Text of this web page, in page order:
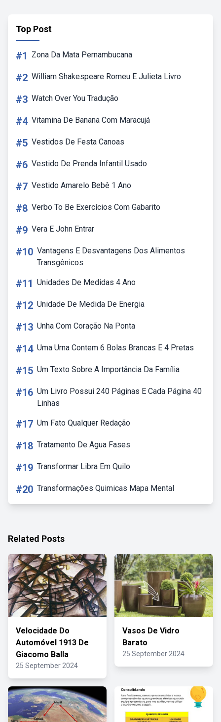
Top Post
#1 Zona Da Mata Pernambucana
#2 William Shakespeare Romeu E Julieta Livro
#3 Watch Over You Tradução
#4 Vitamina De Banana Com Maracujá
#5 Vestidos De Festa Canoas
#6 Vestido De Prenda Infantil Usado
#7 Vestido Amarelo Bebê 1 Ano
#8 Verbo To Be Exercícios Com Gabarito
#9 Vera E John Entrar
#10 Vantagens E Desvantagens Dos Alimentos
Transgênicos
#11 Unidades De Medidas 4 Ano
#12 Unidade De Medida De Energia
#13 Unha Com Coração Na Ponta
#14 Uma Urna Contem 6 Bolas Brancas E 4 Pretas
#15 Um Texto Sobre A Importância Da Família
#16 Um Livro Possui 240 Páginas E Cada Página 40
Linhas
#17 Um Fato Qualquer Redação
#18 Tratamento De Agua Fases
#19 Transformar Libra Em Quilo
#20 Transformações Quimicas Mapa Mental
Related Posts
Velocidade Do
Automóvel 1913 De
Giacomo Balla
25 September 2024
Vasos De Vidro
Barato
25 September 2024